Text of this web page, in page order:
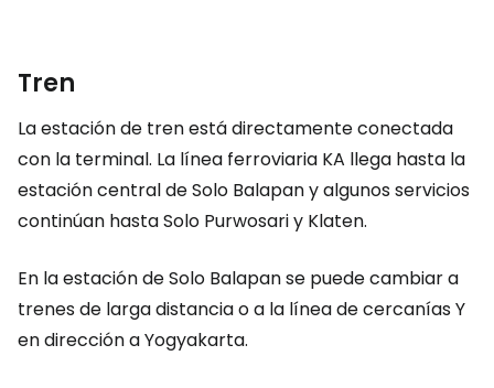
Tren
La estación de tren está directamente conectada
con la terminal. La línea ferroviaria KA llega hasta la
estación central de Solo Balapan y algunos servicios
continúan hasta Solo Purwosari y Klaten.
En la estación de Solo Balapan se puede cambiar a
trenes de larga distancia o a la línea de cercanías Y
en dirección a Yogyakarta.